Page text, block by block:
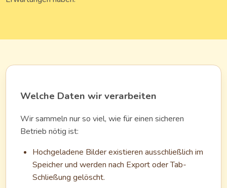
Welche Daten wir verarbeiten
Wir sammeln nur so viel, wie für einen sicheren
Betrieb nötig ist:
Hochgeladene Bilder existieren ausschließlich im
Speicher und werden nach Export oder Tab-
Schließung gelöscht.